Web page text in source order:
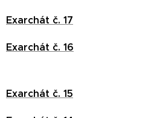
Exarchát č. 17
Exarchát č. 16
Exarchát č. 15